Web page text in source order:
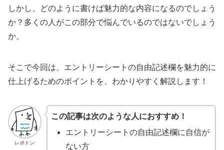
しかし、どのように書けば魅力的な内容になるのでしょう
か？多くの人がこの部分で悩んでいるのではないでしょう
か。
そこで今回は、エントリーシートの自由記述欄を魅力的に
仕上げるためのポイントを、わかりやすく解説します！
レポトン
この記事は次のような人におすすめ！
エントリーシートの自由記述欄に自信が
ない方